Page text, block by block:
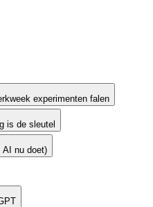
experimenten falen
is de sleutel
AI nu doet)